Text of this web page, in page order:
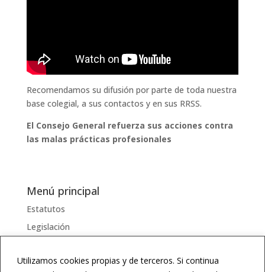
Utilizamos cookies propias y de terceros. Si continua
Recomendamos su difusión por parte de toda nuestra
base colegial, a sus contactos y en sus RRSS.
El Consejo General refuerza sus acciones contra
las malas prácticas profesionales
Menú principal
Estatutos
Legislación
Documentos